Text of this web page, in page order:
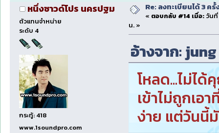
หนึ่งซาวด์โปร นครปฐม
ตัวแทนจำหน่าย
ระดับ 4
กระทู้: 418
www.1soundpro.com
Re: ลงทะเบียนได้ 3 ค
« ตอบกลับ #14 เมื่อ:วันที่
น. »
อ้างจาก:
โหลด...ไม่ไ
เข้าไม่ถูกเอ
ง่าย แต่วันนี้มั